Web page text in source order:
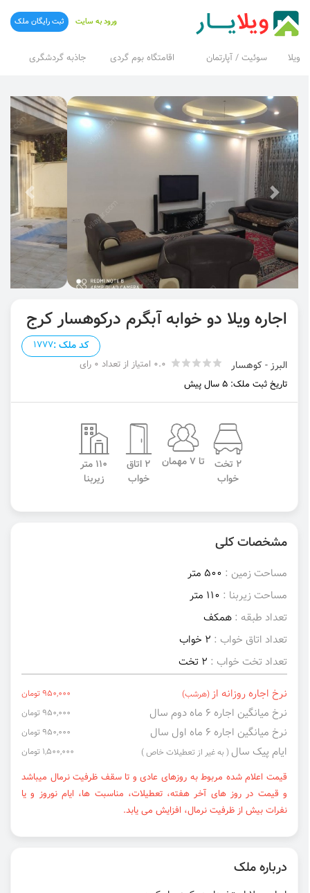
ویلا سوئیت / آپارتمان اقامتگاه بوم گردی جاذبه گردشگری
ورود به سایت ثبت رایگان ملک
اجاره ویلا دو خوابه آبگرم درکوهسار کرج
کد ملک :1777
البرز - کوهسار
0.0 امتیاز از تعداد 0 رای
تاریخ ثبت ملک: 5 سال پیش
2 تخت
خواب
تا 7 مهمان
2 اتاق
خواب
110 متر
زیربنا
مشخصات کلی
مساحت زمین : 500 متر
مساحت زیربنا : 110 متر
تعداد طبقه : همکف
تعداد اتاق خواب : 2 خواب
تعداد تخت خواب : 2 تخت
نرخ اجاره روزانه از (هرشب) 950,000 تومان
نرخ میانگین اجاره ۶ ماه دوم سال 950,000 تومان
نرخ میانگین اجاره ۶ ماه اول سال 950,000 تومان
ایام پیک سال ( به غیر از تعطیلات خاص ) 1,500,000 تومان
قیمت اعلام شده مربوط به روزهای عادی و تا سقف ظرفیت نرمال میباشد
و قیمت در روز های آخر هفته، تعطیلات، مناسبت ها، ایام نوروز و یا
نفرات بیش از ظرفیت نرمال، افزایش می یابد.
درباره ملک